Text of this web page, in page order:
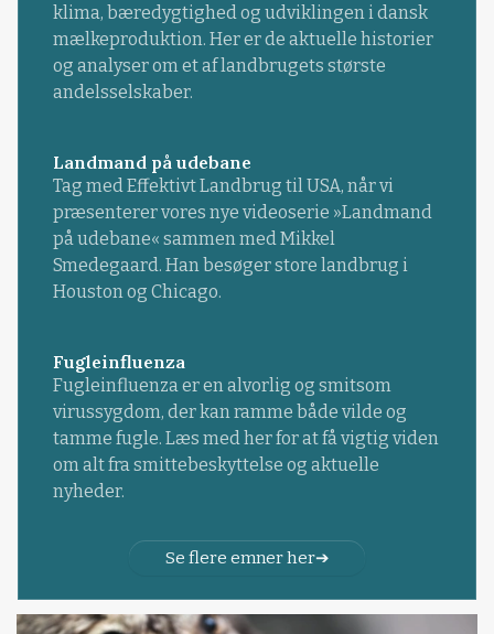
klima, bæredygtighed og udviklingen i dansk
mælkeproduktion. Her er de aktuelle historier
og analyser om et af landbrugets største
andelsselskaber.
Landmand på udebane
Tag med Effektivt Landbrug til USA, når vi
præsenterer vores nye videoserie »Landmand
på udebane« sammen med Mikkel
Smedegaard. Han besøger store landbrug i
Houston og Chicago.
Fugleinfluenza
Fugleinfluenza er en alvorlig og smitsom
virussygdom, der kan ramme både vilde og
tamme fugle. Læs med her for at få vigtig viden
om alt fra smittebeskyttelse og aktuelle
nyheder.
Se flere emner her